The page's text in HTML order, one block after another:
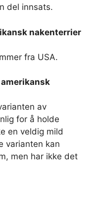
del innsats.
nakenterrier
fra USA.
amerikansk
av
for å holde
en veldig mild
varianten kan
men har ikke det